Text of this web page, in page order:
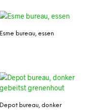
Esme bureau, essen
Depot bureau, donker